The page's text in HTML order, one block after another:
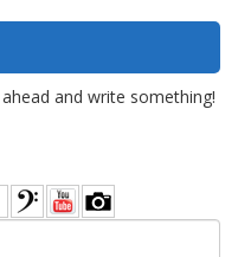
and write something!